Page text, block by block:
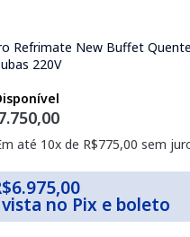
Refrimate New Buffet
220V
até 10x de R$775,00 sem
6.975,00
no Pix e boleto